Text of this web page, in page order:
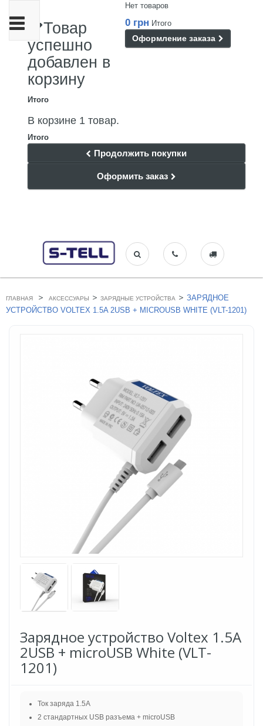
Нет товаров
0 грн Итого
Оформление заказа
Товар
успешно
добавлен в
корзину
Итого
В корзине 1 товар.
Итого
Продолжить покупки
Оформить заказ
Переключить
навигации
ГЛАВНАЯ > АКСЕССУАРЫ > ЗАРЯДНЫЕ УСТРОЙСТВА > ЗАРЯДНОЕ
УСТРОЙСТВО VOLTEX 1.5A 2USB + MICROUSB WHITE (VLT-1201)
Зарядное устройство Voltex 1.5A
2USB + microUSB White (VLT-
1201)
Ток заряда 1.5А
2 стандартных USB разъема + microUSB